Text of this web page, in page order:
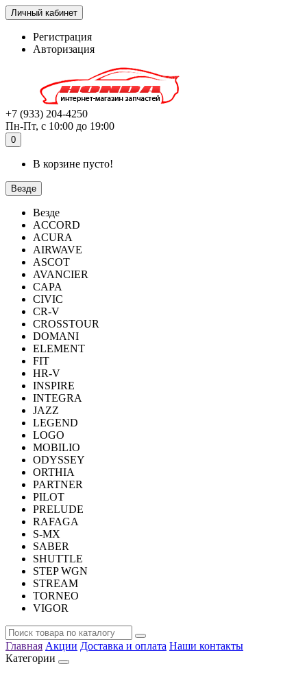
Личный кабинет
Регистрация
Авторизация
+7 (933) 204-4250
Пн-Пт, с 10:00 до 19:00
0
В корзине пусто!
Везде
Везде
ACCORD
ACURA
AIRWAVE
ASCOT
AVANCIER
CAPA
CIVIC
CR-V
CROSSTOUR
DOMANI
ELEMENT
FIT
HR-V
INSPIRE
INTEGRA
JAZZ
LEGEND
LOGO
MOBILIO
ODYSSEY
ORTHIA
PARTNER
PILOT
PRELUDE
RAFAGA
S-MX
SABER
SHUTTLE
STEP WGN
STREAM
TORNEO
VIGOR
Главная Акции Доставка и оплата Наши контакты
Категории